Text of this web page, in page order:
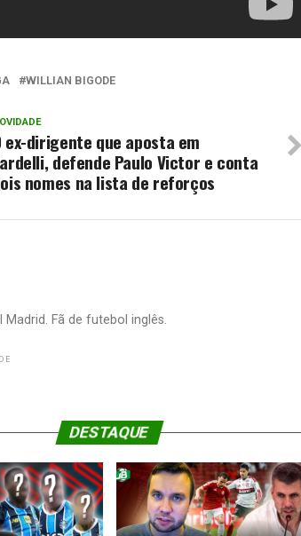
WILLIAN BIGODE
ex-dirigente que aposta em
defende Paulo Victor e conta
nomes na lista de reforços
Fã de futebol inglês.
DESTAQUE